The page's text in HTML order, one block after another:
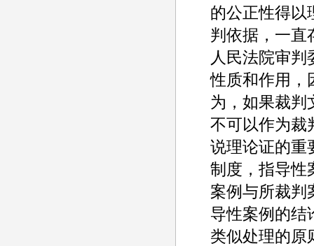
的公正性得以
判依据，一直
人民法院审
性质和作用，
为，如果裁判
不可以作为裁
说理论证的重
制度，指导性
案例与所裁判
导性案例的结
类似处理的原